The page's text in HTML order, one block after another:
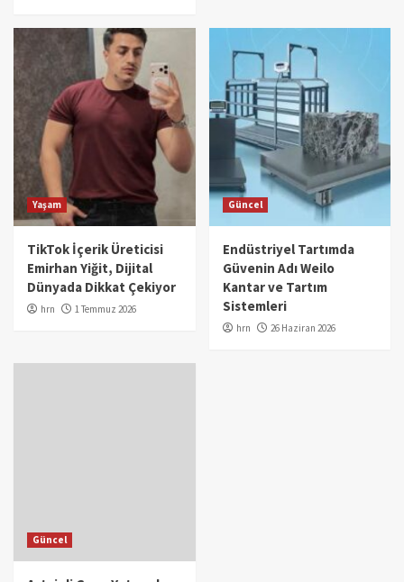
Yaşam
TikTok İçerik Üreticisi
Emirhan Yiğit, Dijital
Dünyada Dikkat Çekiyor
hrn 1 Temmuz 2026
Güncel
Endüstriyel Tartımda
Güvenin Adı Weilo
Kantar ve Tartım
Sistemleri
hrn 26 Haziran 2026
Güncel